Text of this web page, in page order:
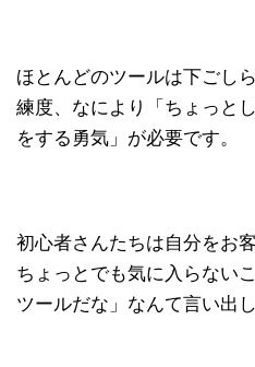
ほとんどのツールは下ごし
練度、なにより「ちょっと
をする勇気」が必要です。
初心者さんたちは自分をお
ちょっとでも気に入らない
ツールだな」なんて言い出し